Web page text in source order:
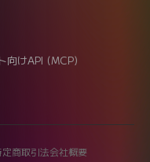
向けAPI (MCP)
定商取引法会社概要